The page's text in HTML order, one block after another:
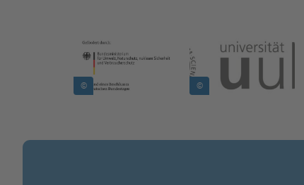
Bild in Lightbox zeigen
©
Bild in Lightbox zeigen
©